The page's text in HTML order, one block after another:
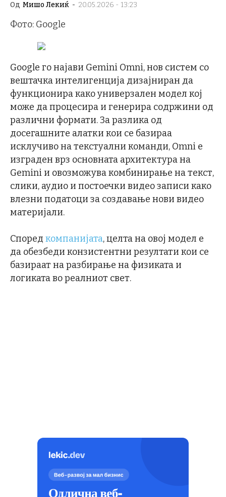
Од Мишо Лекиќ - 20.05.2026 - 13:23
Фото: Google
Google го најави Gemini Omni, нов систем со
вештачка интелигенција дизајниран да
функционира како универзален модел кој
може да процесира и генерира содржини од
различни формати. За разлика од
досегашните алатки кои се базираа
исклучиво на текстуални команди, Omni е
изграден врз основната архитектура на
Gemini и овозможува комбинирање на текст,
слики, аудио и постоечки видео записи како
влезни податоци за создавање нови видео
материјали.
Според компанијата, целта на овој модел е
да обезбеди конзистентни резултати кои се
базираат на разбирање на физиката и
логиката во реалниот свет.